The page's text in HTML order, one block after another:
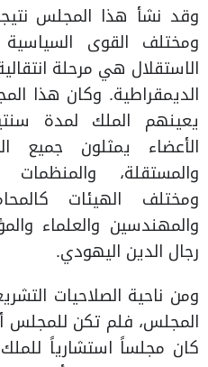
وقد نشأ هذا المجلس
ومختلف القوى
الاستقلال هي مرحلة
يعينهم الملك لمدة
الأعضاء يمثلون جميع
والمستقلة، والمنظمات
ومختلف الهيئات
والمهندسين والعلماء
رجال الدين اليهودي.
ومن ناحية الصلاحيات
المجلس، فلم تكن للمجلس
كان مجلساً استشارياً